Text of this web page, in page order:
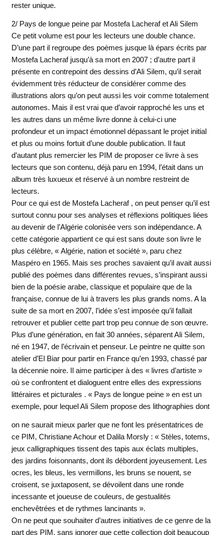
rester unique.
2/ Pays de longue peine par Mostefa Lacheraf et Ali Silem
Ce petit volume est pour les lecteurs une double chance.
D’une part il regroupe des poèmes jusque là épars écrits par
Mostefa Lacheraf jusqu’à sa mort en 2007 ; d’autre part il
présente en contrepoint des dessins d’Ali Silem, qu’il serait
évidemment très réducteur de considérer comme des
illustrations alors qu’on peut aussi les voir comme totalement
autonomes. Mais il est vrai que d’avoir rapproché les uns et
les autres dans un même livre donne à celui-ci une
profondeur et un impact émotionnel dépassant le projet initial
et plus ou moins fortuit d’une double publication. Il faut
d’autant plus remercier les PIM de proposer ce livre à ses
lecteurs que son contenu, déjà paru en 1994, l’était dans un
album très luxueux et réservé à un nombre restreint de
lecteurs.
Pour ce qui est de Mostefa Lacheraf , on peut penser qu’il est
surtout connu pour ses analyses et réflexions politiques liées
au devenir de l’Algérie colonisée vers son indépendance. A
cette catégorie appartient ce qui est sans doute son livre le
plus célèbre, « Algérie, nation et société », paru chez
Maspéro en 1965. Mais ses proches savaient qu’il avait aussi
publié des poèmes dans différentes revues, s’inspirant aussi
bien de la poésie arabe, classique et populaire que de la
française, connue de lui à travers les plus grands noms. A la
suite de sa mort en 2007, l’idée s’est imposée qu’il fallait
retrouver et publier cette part trop peu connue de son œuvre.
Plus d’une génération, en fait 30 années, séparent Ali Silem,
né en 1947, de l’écrivain et penseur. Le peintre ne quitte son
atelier d’El Biar pour partir en France qu’en 1993, chassé par
la décennie noire. Il aime participer à des « livres d’artiste »
où se confrontent et dialoguent entre elles des expressions
littéraires et picturales . « Pays de longue peine » en est un
exemple, pour lequel Ali Silem propose des lithographies dont
on ne saurait mieux parler que ne font les présentatrices de
ce PIM, Christiane Achour et Dalila Morsly : « Stèles, totems,
jeux calligraphiques tissent des tapis aux éclats multiples,
des jardins foisonnants, dont ils débordent joyeusement. Les
ocres, les bleus, les vermillons, les bruns se nouent, se
croisent, se juxtaposent, se dévoilent dans une ronde
incessante et joueuse de couleurs, de gestualités
enchevêtrées et de rythmes lancinants ».
On ne peut que souhaiter d’autres initiatives de ce genre de la
part des PIM, sans ignorer que cette collection doit beaucoup